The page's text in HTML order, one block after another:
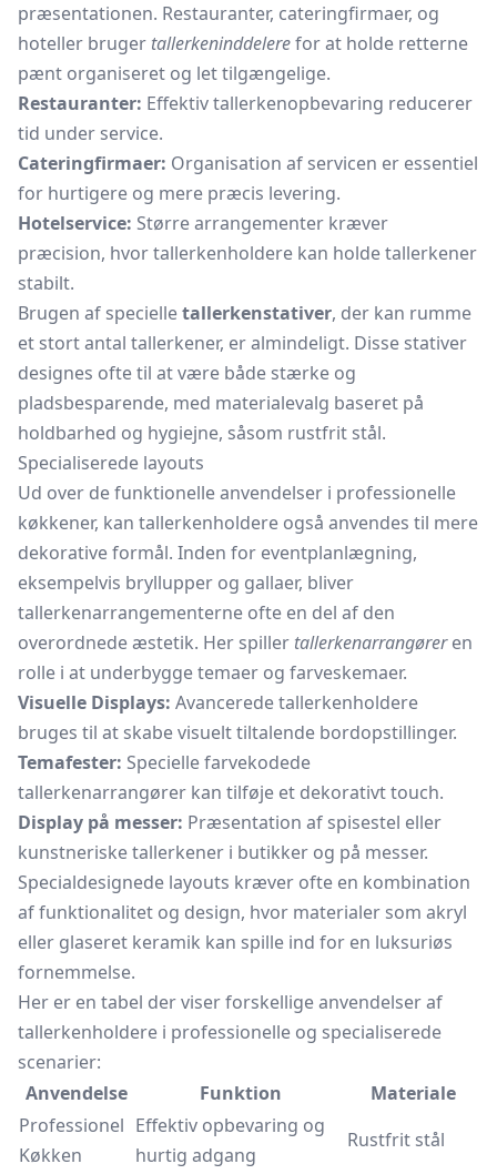
præsentationen. Restauranter, cateringfirmaer, og
hoteller bruger tallerkeninddelerefor at holde retterne
pænt organiseret og let tilgængelige.
Restauranter: Effektiv tallerkenopbevaring reducerer
tid under service.
Cateringfirmaer: Organisation af servicen er essentiel
for hurtigere og mere præcis levering.
Hotelservice: Større arrangementer kræver
præcision, hvor tallerkenholdere kan holde tallerkener
stabilt.
Brugen af specielletallerkenstativer, der kan rumme
et stort antal tallerkener, er almindeligt. Disse stativer
designes ofte til at være både stærke og
pladsbesparende, med materialevalg baseret på
holdbarhed og hygiejne, såsom rustfrit stål.
Specialiserede layouts
Ud over de funktionelle anvendelser i professionelle
køkkener, kan tallerkenholdere også anvendes til mere
dekorative formål. Inden for eventplanlægning,
eksempelvis bryllupper og gallaer, bliver
tallerkenarrangementerne ofte en del af den
overordnede æstetik. Her spiller tallerkenarrangøreren
rolle i at underbygge temaer og farveskemaer.
Visuelle Displays: Avancerede tallerkenholdere
bruges til at skabe visuelt tiltalende bordopstillinger.
Temafester: Specielle farvekodede
tallerkenarrangører kan tilføje et dekorativt touch.
Display på messer: Præsentation af spisestel eller
kunstneriske tallerkener i butikker og på messer.
Specialdesignede layouts kræver ofte en kombination
af funktionalitet og design, hvor materialer som akryl
eller glaseret keramik kan spille ind for en luksuriøs
fornemmelse.
Her er en tabel der viser forskellige anvendelser af
tallerkenholdere i professionelle og specialiserede
scenarier:
Anvendelse
Funktion
Materiale
Professionel
Køkken
Effektiv opbevaring og
hurtig adgang
Rustfrit stål